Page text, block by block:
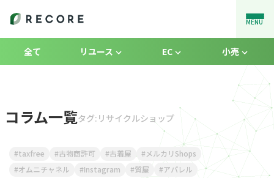
MENU
コラム一覧タグ:リサイクルショップ
taxfree 古物商許可 古着屋
メルカリShops
オムニチャネル
Instagram 質屋
アパレル
全て リユース EC 小売